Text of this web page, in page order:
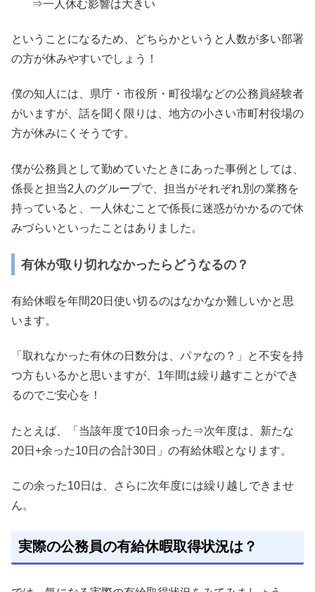
⇒一人休む影響は大きい
ということになるため、どちらかというと人数が多い部署
の方が休みやすいでしょう！
僕の知人には、県庁・市役所・町役場などの公務員経験者
がいますが、話を聞く限りは、地方の小さい市町村役場の
方が休みにくそうです。
僕が公務員として勤めていたときにあった事例としては、
係長と担当2人のグループで、担当がそれぞれ別の業務を
持っていると、一人休むことで係長に迷惑がかかるので休
みづらいといったことはありました。
有休が取り切れなかったらどうなるの？
有給休暇を年間20日使い切るのはなかなか難しいかと思
います。
「取れなかった有休の日数分は、パァなの？」と不安を持
つ方もいるかと思いますが、1年間は繰り越すことができ
るのでご安心を！
たとえば、「当該年度で10日余った⇒次年度は、新たな
20日+余った10日の合計30日」の有給休暇となります。
この余った10日は、さらに次年度には繰り越しできませ
ん。
実際の公務員の有給休暇取得状況は？